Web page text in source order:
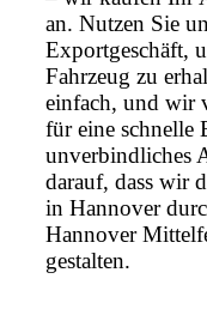
an. Nutzen Sie
Exportgeschäft,
Fahrzeug zu
einfach, und wir
für eine schnelle
unverbindliches
darauf, dass wir
in Hannover
Hannover
gestalten.